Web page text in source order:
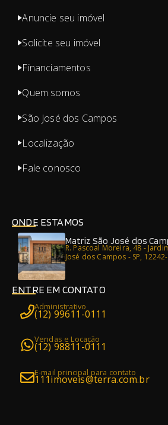
Anuncie seu imóvel
Solicite seu imóvel
Financiamentos
Quem somos
São José dos Campos
Localização
Fale conosco
ONDE ESTAMOS
Matriz São José dos
R. Pascoal Moreira, 48 -
José dos Campos - SP,
ENTRE EM CONTATO
Administrativo
(12) 99611-0111
Vendas e Locação
(12) 98811-0111
E-mail principal para contato
111imoveis@terra.com.br